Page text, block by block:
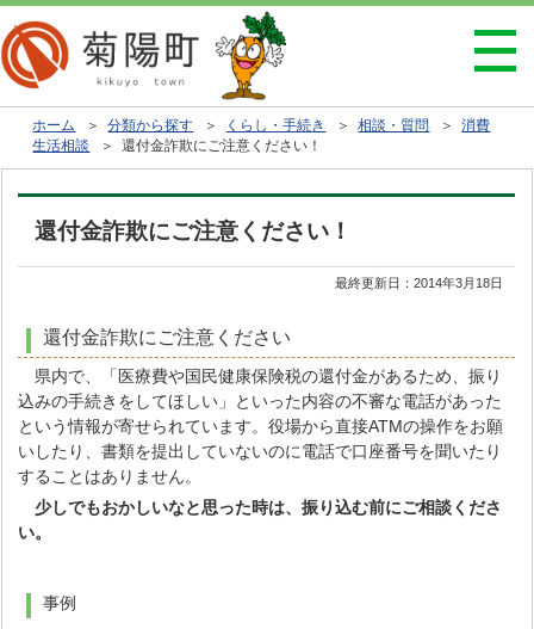
ホーム ＞分類から探す ＞ くらし・手続き ＞相談・質問 ＞消費
生活相談
＞ 還付金詐欺にご注意ください！
還付金詐欺にご注意ください！
最終更新日：2014年3月18日
還付金詐欺にご注意ください
県内で、「医療費や国民健康保険税の還付金があるため、振り
込みの手続きをしてほしい」といった内容の不審な電話があった
という情報が寄せられています。役場から直接ATMの操作をお願
いしたり、書類を提出していないのに電話で口座番号を聞いたり
することはありません。
少しでもおかしいなと思った時は、振り込む前にご相談くださ
い。
事例